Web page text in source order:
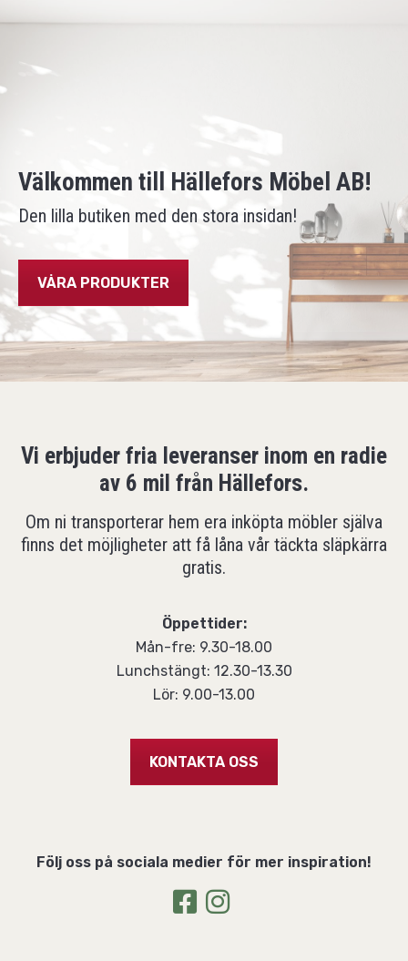
Välkommen till Hällefors Möbel AB!
Den lilla butiken med den stora insidan!
VÅRA PRODUKTER
Vi erbjuder fria leveranser inom en radie
av 6 mil från Hällefors.
Om ni transporterar hem era inköpta möbler själva
finns det möjligheter att få låna vår täckta släpkärra
gratis.
Öppettider:
Mån-fre: 9.30-18.00
Lunchstängt: 12.30-13.30
Lör: 9.00-13.00
KONTAKTA OSS
Följ oss på sociala medier för mer inspiration!